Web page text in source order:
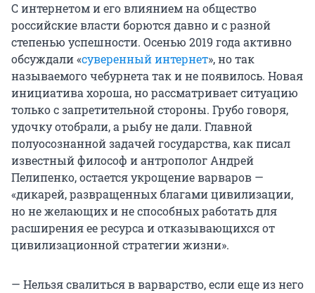
С интернетом и его влиянием на общество
российские власти борются давно и с разной
степенью успешности. Осенью 2019 года активно
обсуждали «суверенный интернет», но так
называемого чебурнета так и не появилось. Новая
инициатива хороша, но рассматривает ситуацию
только с запретительной стороны. Грубо говоря,
удочку отобрали, а рыбу не дали. Главной
полуосознанной задачей государства, как писал
известный философ и антрополог Андрей
Пелипенко, остается укрощение варваров —
«дикарей, развращенных благами цивилизации,
но не желающих и не способных работать для
расширения ее ресурса и отказывающихся от
цивилизационной стратегии жизни».
— Нельзя свалиться в варварство, если еще из него